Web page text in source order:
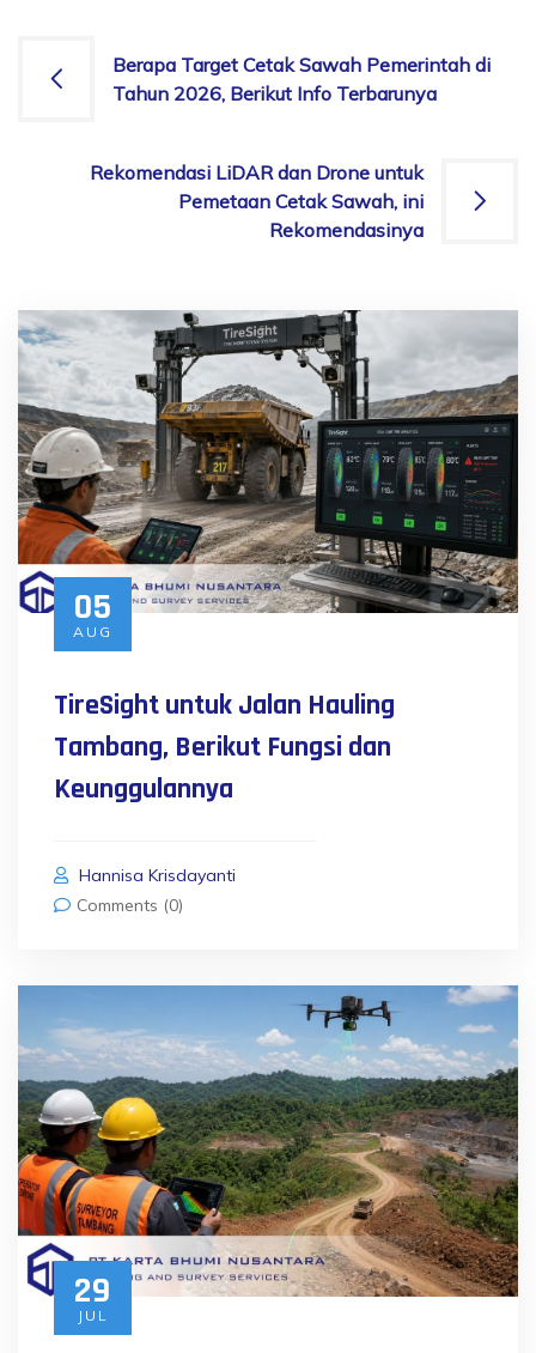
Post
navigation
Berapa Target Cetak Sawah Pemerintah di
Tahun 2026, Berikut Info Terbarunya
Rekomendasi LiDAR dan Drone untuk
Pemetaan Cetak Sawah, ini
Rekomendasinya
05
AUG
TireSight untuk Jalan Hauling
Tambang, Berikut Fungsi dan
Keunggulannya
Hannisa Krisdayanti
Comments (0)
29
JUL